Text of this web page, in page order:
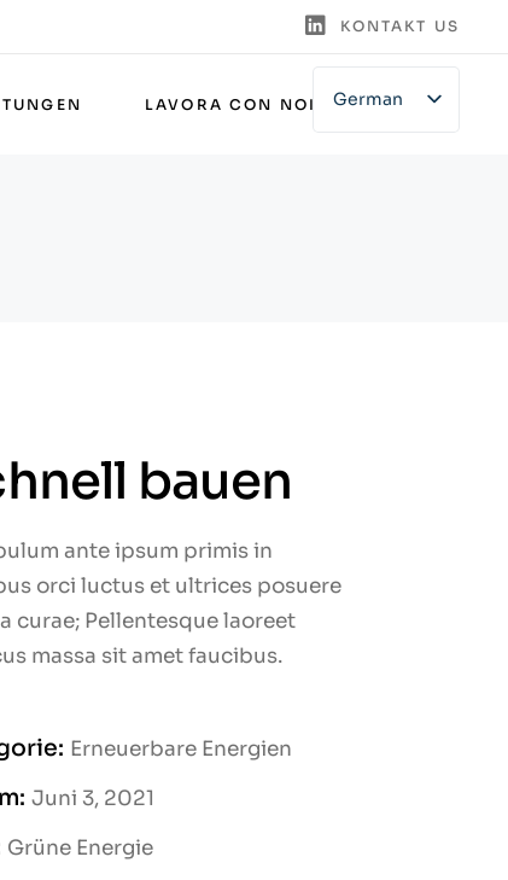
KONTAKT US
LAVORA CON NOI
German
English
bauen
ante ipsum primis in
orci luctus et ultrices posuere
curae; Pellentesque laoreet
massa sit amet faucibus.
Erneuerbare Energien
Juni 3, 2021
Grüne Energie